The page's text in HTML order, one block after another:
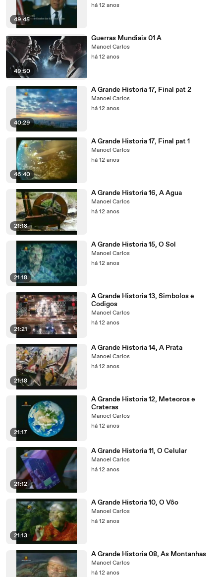
49:45
há 12 anos
49:50
Guerras Mundiais 01 A
Manoel Carlos
há 12 anos
40:29
A Grande Historia 17, Final pat 2
Manoel Carlos
há 12 anos
46:40
A Grande Historia 17, Final pat 1
Manoel Carlos
há 12 anos
21:18
A Grande Historia 16, A Agua
Manoel Carlos
há 12 anos
21:18
A Grande Historia 15, O Sol
Manoel Carlos
há 12 anos
21:21
A Grande Historia 13, Simbolos e
Codigos
Manoel Carlos
há 12 anos
21:18
A Grande Historia 14, A Prata
Manoel Carlos
há 12 anos
21:17
A Grande Historia 12, Meteoros e
Crateras
Manoel Carlos
há 12 anos
21:12
A Grande Historia 11, O Celular
Manoel Carlos
há 12 anos
21:13
A Grande Historia 10, O Vôo
Manoel Carlos
há 12 anos
A Grande Historia 08, As Montanhas
Manoel Carlos
há 12 anos